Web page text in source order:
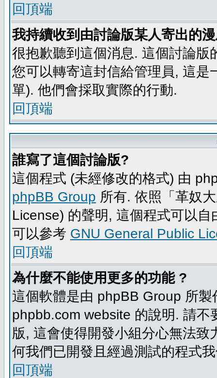
回頂端
我持續收到由討論版某人寄出的
很抱歉聽到這個消息. 這個討論
您可以轉寄這封信給管理員, 這
單). 他們會採取實際的行動.
回頂端
誰寫了這個討論版?
這個程式 (未經修改的格式) 由
phpBB Group 所有. 依照「革奴
License) 的聲明, 這個程式可以
可以參考 GNU General Public
回頂端
為什麼不能使用更多的功能 ?
這個軟體是由 phpBB Group 所
phpbb.com website 的說明. 請
版, 這會使得開發小組分心無法
何我們已開發且經過測試的程式
回頂端